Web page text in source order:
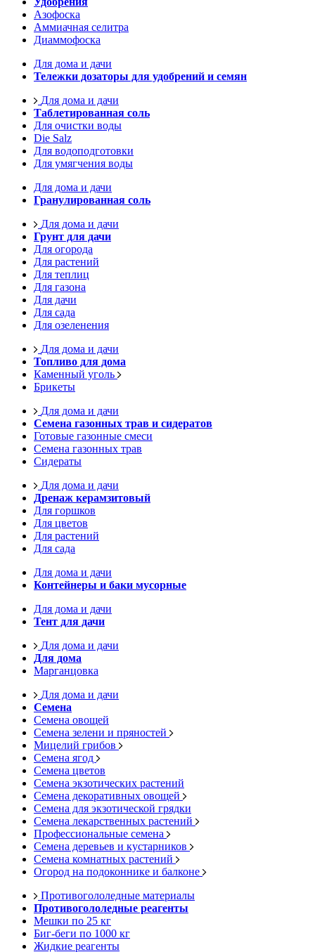
Азофоска
Аммиачная селитра
Диаммофоска
Для дома и дачи
Тележки дозаторы для удобрений и семян
Для дома и дачи
Таблетированная соль
Для очистки воды
Die Salz
Для водоподготовки
Для умягчения воды
Для дома и дачи
Гранулированная соль
Для дома и дачи
Грунт для дачи
Для огорода
Для растений
Для теплиц
Для газона
Для дачи
Для сада
Для озеленения
Для дома и дачи
Топливо для дома
Каменный уголь
Брикеты
Для дома и дачи
Семена газонных трав и сидератов
Готовые газонные смеси
Семена газонных трав
Сидераты
Для дома и дачи
Дренаж керамзитовый
Для горшков
Для цветов
Для растений
Для сада
Для дома и дачи
Контейнеры и баки мусорные
Для дома и дачи
Тент для дачи
Для дома и дачи
Для дома
Марганцовка
Для дома и дачи
Семена
Семена овощей
Семена зелени и пряностей
Мицелий грибов
Семена ягод
Семена цветов
Семена экзотических растений
Семена декоративных овощей
Семена для экзотической грядки
Семена лекарственных растений
Профессиональные семена
Семена деревьев и кустарников
Семена комнатных растений
Огород на подоконнике и балконе
Противогололедные материалы
Противогололедные реагенты
Мешки по 25 кг
Биг-беги по 1000 кг
Жидкие реагенты